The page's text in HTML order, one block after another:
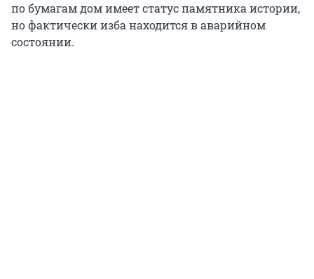
по бумагам дом имеет статус памятника истории,
но фактически изба находится в аварийном
состоянии.